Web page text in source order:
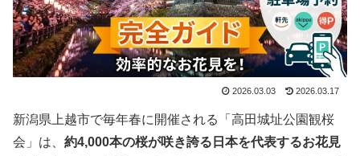
2026.03.03 2026.03.17
新潟県上越市で毎年春に開催される「高田城址公園観桜
会」は、 約4,000本の桜が咲き誇る日本を代表するお花見